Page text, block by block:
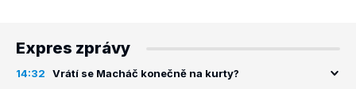
Expres zprávy
14:32 Vrátí se Macháč konečně na kurty?